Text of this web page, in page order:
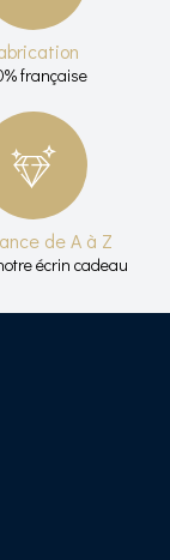
française
de A à Z
écrin cadeau